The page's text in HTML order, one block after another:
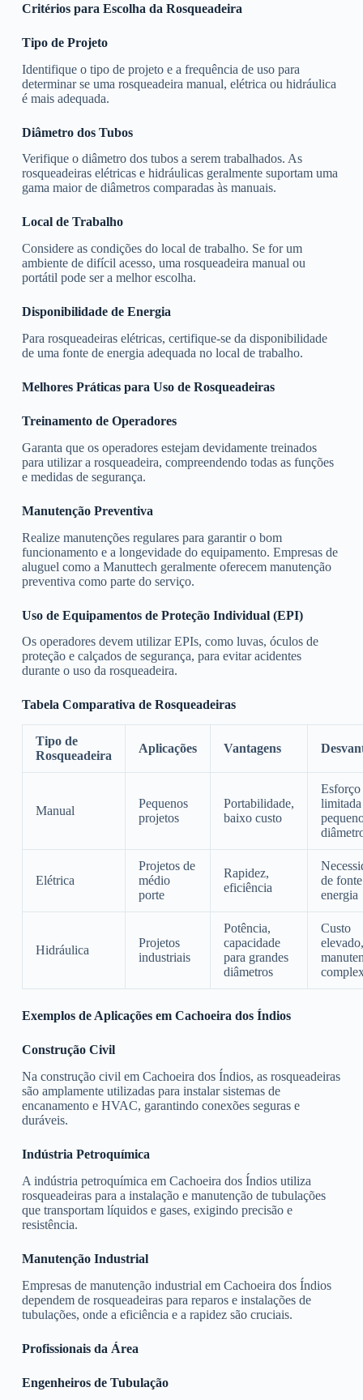
Critérios para Escolha da Rosqueadeira
Tipo de Projeto
Identifique o tipo de projeto e a frequência de uso para
determinar se uma rosqueadeira manual, elétrica ou hidráulica
é mais adequada.
Diâmetro dos Tubos
Verifique o diâmetro dos tubos a serem trabalhados. As
rosqueadeiras elétricas e hidráulicas geralmente suportam uma
gama maior de diâmetros comparadas às manuais.
Local de Trabalho
Considere as condições do local de trabalho. Se for um
ambiente de difícil acesso, uma rosqueadeira manual ou
portátil pode ser a melhor escolha.
Disponibilidade de Energia
Para rosqueadeiras elétricas, certifique-se da disponibilidade
de uma fonte de energia adequada no local de trabalho.
Melhores Práticas para Uso de Rosqueadeiras
Treinamento de Operadores
Garanta que os operadores estejam devidamente treinados
para utilizar a rosqueadeira, compreendendo todas as funções
e medidas de segurança.
Manutenção Preventiva
Realize manutenções regulares para garantir o bom
funcionamento e a longevidade do equipamento. Empresas de
aluguel como a Manuttech geralmente oferecem manutenção
preventiva como parte do serviço.
Uso de Equipamentos de Proteção Individual (EPI)
Os operadores devem utilizar EPIs, como luvas, óculos de
proteção e calçados de segurança, para evitar acidentes
durante o uso da rosqueadeira.
Tabela Comparativa de Rosqueadeiras
Tipo de
Rosqueadeira
Aplicações Vantagens
Manual
Pequenos
projetos
Portabilidade,
baixo custo
limitada
Elétrica
Projetos de
médio
porte
Rapidez,
eficiência
de
energia
Hidráulica
Projetos
industriais
Potência,
capacidade
para grandes
diâmetros
Custo
elevado,
Exemplos de Aplicações em Cachoeira dos Índios
Construção Civil
Na construção civil em Cachoeira dos Índios, as rosqueadeiras
são amplamente utilizadas para instalar sistemas de
encanamento e HVAC, garantindo conexões seguras e
duráveis.
Indústria Petroquímica
A indústria petroquímica em Cachoeira dos Índios utiliza
rosqueadeiras para a instalação e manutenção de tubulações
que transportam líquidos e gases, exigindo precisão e
resistência.
Manutenção Industrial
Empresas de manutenção industrial em Cachoeira dos Índios
dependem de rosqueadeiras para reparos e instalações de
tubulações, onde a eficiência e a rapidez são cruciais.
Profissionais da Área
Engenheiros de Tubulação